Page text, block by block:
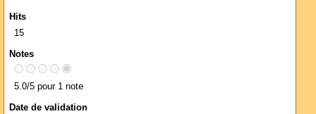
Hits
15
Notes
5.0/5 pour 1 note
Date de validation